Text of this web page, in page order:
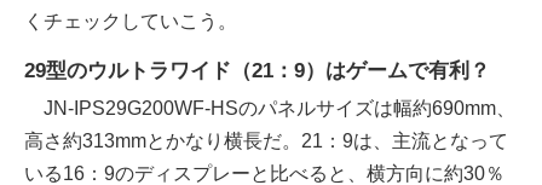
くチェックしていこう。
29型のウルトラワイド（21：9）はゲームで有利？
JN-IPS29G200WF-HSのパネルサイズは幅約690mm、
高さ約313mmとかなり横長だ。21：9は、主流となって
いる16：9のディスプレーと比べると、横方向に約30％